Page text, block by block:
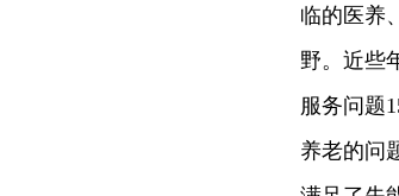
临的医养
野。近些
服务问题
养老的问